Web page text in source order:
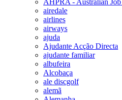
airedale
airlines
airways
ajuda
Ajudante Acção Directa
ajudante familiar
albufeira
Alcobaça
ale discgolf
alemã